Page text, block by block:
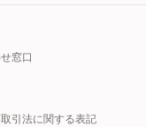
窓口
引法に関する表記